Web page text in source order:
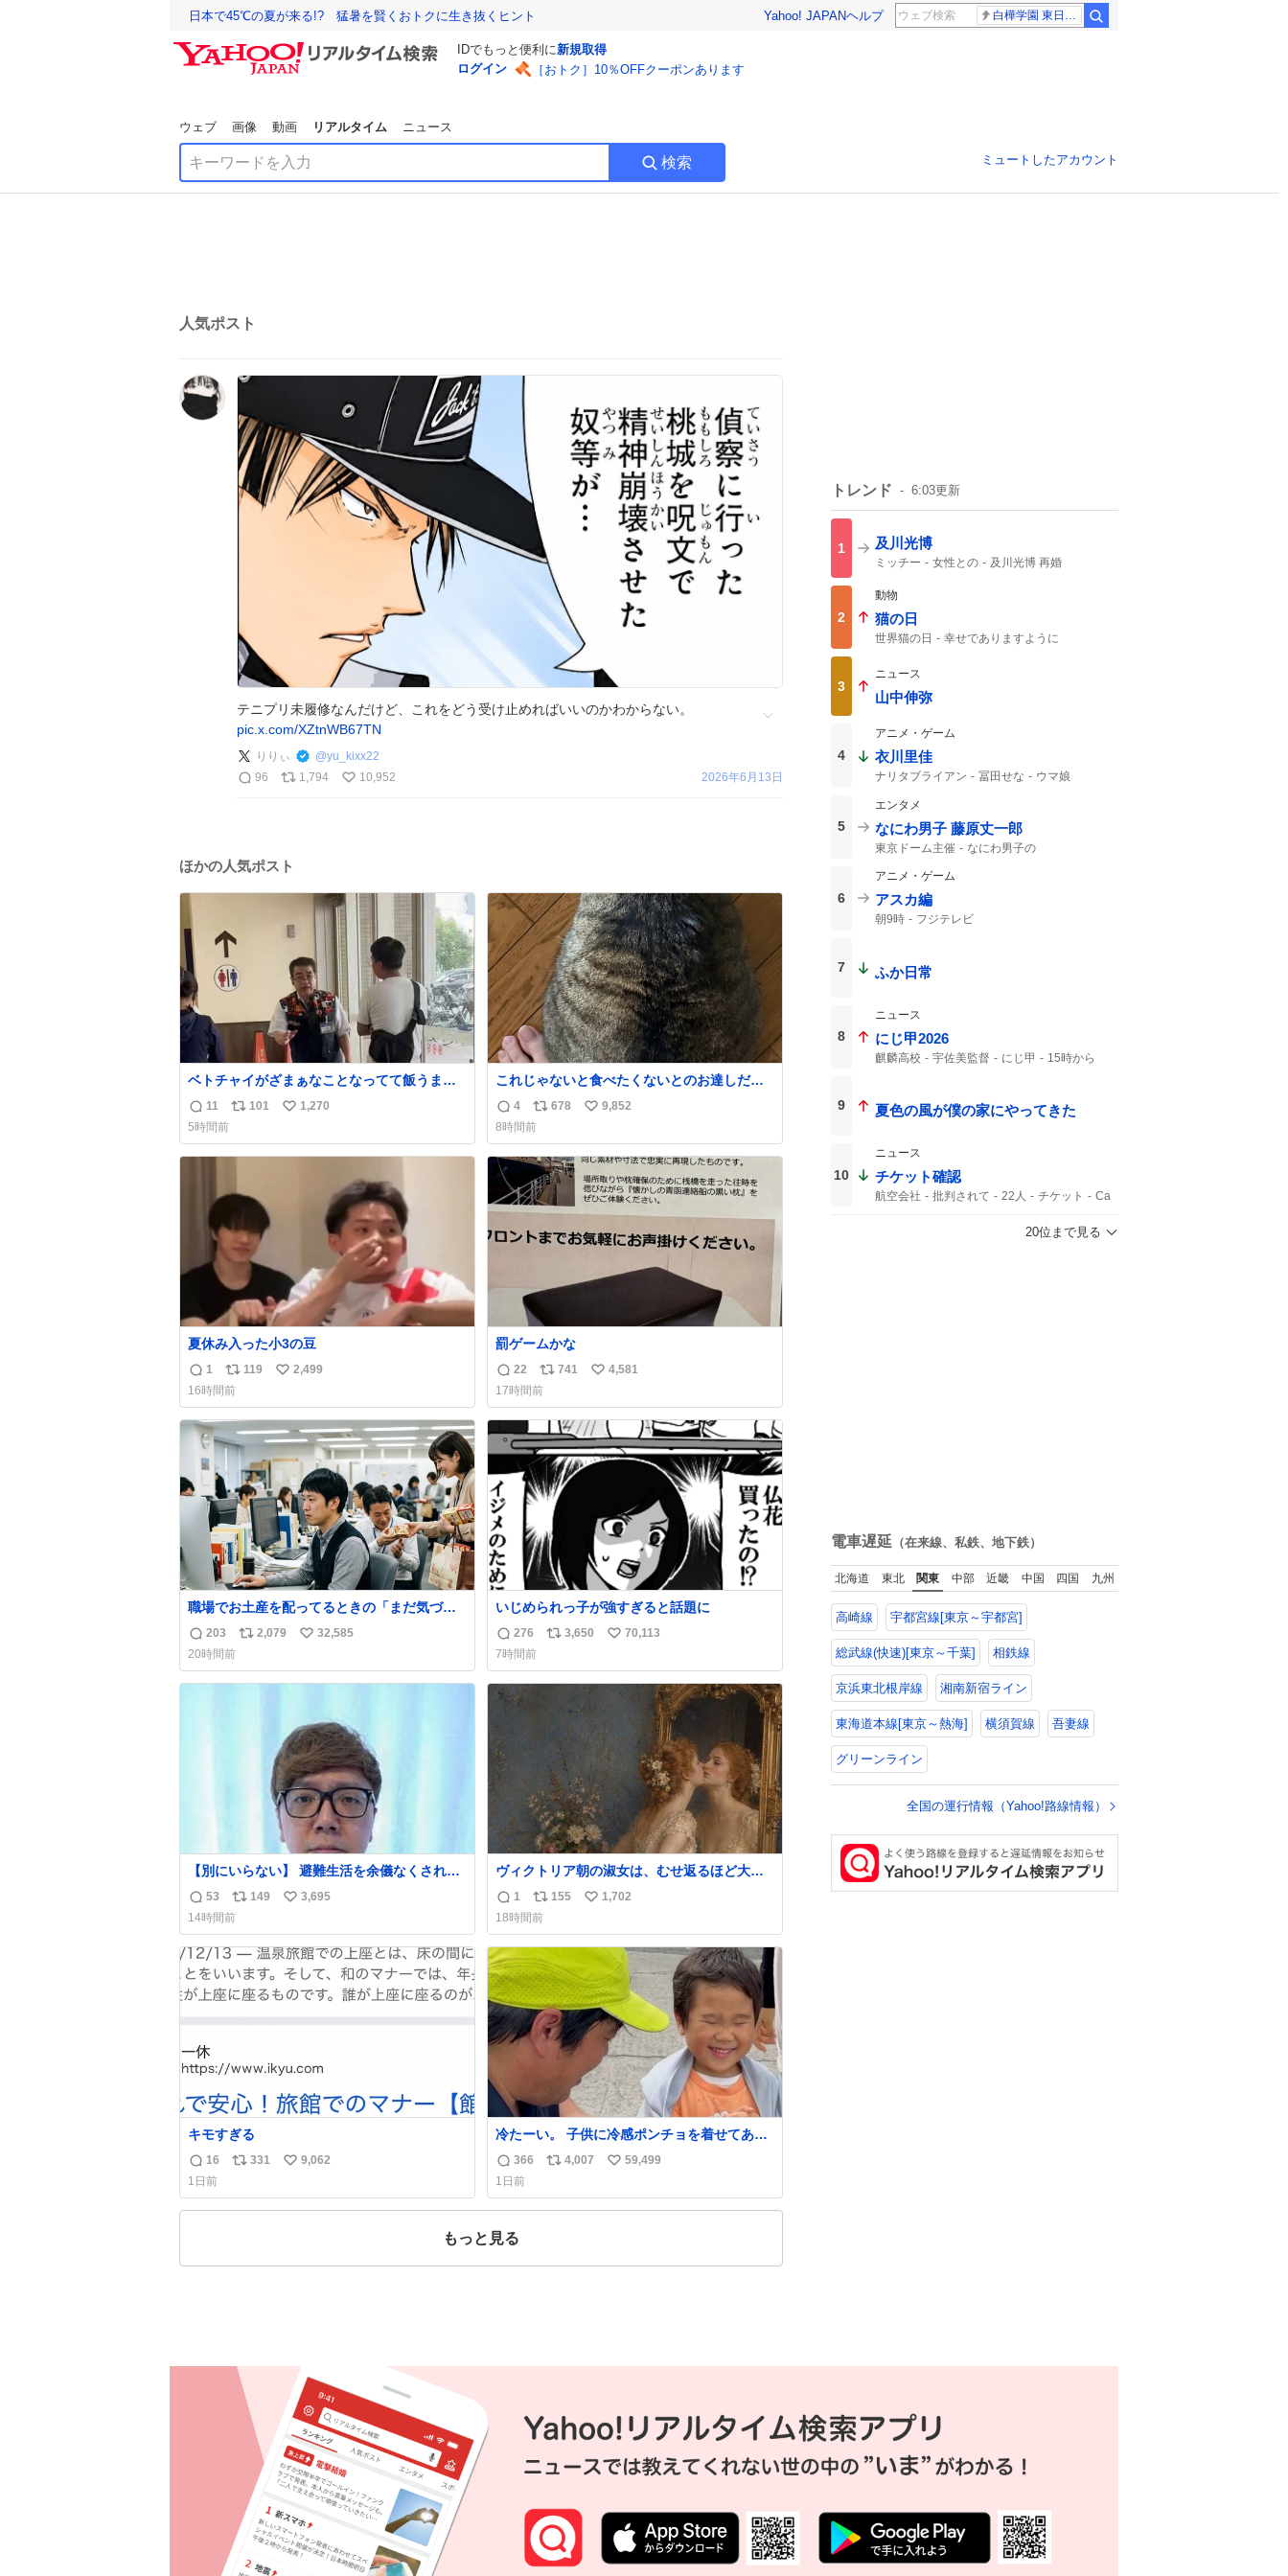
日本で45℃の夏が来る!? 猛暑を賢くおトクに生き抜くヒント Yahoo! JAPANヘルプ 白樺学園 東日大昌平
IDでもっと便利に新規取得
ログイン
［おトク］10％OFFクーポンあります
ウェブ 画像 動画 リアルタイム ニュース
検索 ミュートしたアカウント
人気ポスト
テニプリ未履修なんだけど、これをどう受け止めればいいのかわからない。
pic.x.com/XZtnWB67TN
りりぃ @yu_kixx22
96
1,794 10,952 2026年6月13日
ほかの人気ポスト
ベトチャイがざまぁなことなってて飯うます
ぎる〜〜〜！！！！！！！！ 店員さんの神対
応によって先頭並んでたのに列からハブられ
てたwwwwwwwwwwww
返
信
数
11
リ
ス
数
101
い
ね
1,270
5時間前
これじゃないと食べたくないとのお達しだっ
たので、しっぽ置き場係になっている
返
信
数
4
リ
ポ
ス
ト
数
678
い
ね
数
9,852
8時間前
夏休み入った小3の豆
返
信
数
1
リ
ポ
ス
ト
数
119
い
ね
数
2,499
16時間前
罰ゲームかな
返
信
数
22
リ
ポ
ス
ト
数
741
い
ね
数
4,581
17時間前
職場でお土産を配ってるときの「まだ気づい
てませんよ」的な演技が毎回シンドい。
返
信
数
203
リ
ス
2,079
い
ね
32,585
20時間前
いじめられっ子が強すぎると話題に
返
信
数
276
リ
ス
3,650
い
ね
70,113
7時間前
【別にいらない】 避難生活を余儀なくされて
いる子どもたちのためにヒカキンボックス
1000個を寄付させていただきました
返
信
数
53
リ
ポ
ス
ト
数
149
い
ね
数
3,695
14時間前
ヴィクトリア朝の淑女は、むせ返るほど大量
の香水を身につけるものではないとされてい
た。それでも香水は、髪や肌の手入れと同じ
くらい、ヴィクトリア朝の女性達の美容習慣
に欠かせないものだった。 当時の香水は、現
在私たちが知る香水よりも単純な組成で、そ
の大部分は薔薇、菫、ベルガモット、
返
信
数
1
リ
ポ
ス
ト
数
155
い
ね
1,702
18時間前
キモすぎる
返
信
数
16
リ
ス
331
い
ね
9,062
1日前
冷たーい。 子供に冷感ポンチョを着せてあげ
たら大はしゃぎで喜んでくれました。 こんな
素敵な代物を提供してくれた山口県の恩師に
感謝。
返
信
数
366
リ
ス
4,007
い
ね
59,499
1日前
もっと見る
トレンド 6:03更新
1 及川光博
ミッチー 女性との
及川光博 再婚
俳優として
2
動物
猫の日
世界猫の日
幸せでありますように
3
ニュース
山中伸弥
4
アニメ・ゲーム
衣川里佳
ナリタブライアン 冨田せな
ウマ娘
5
エンタメ
なにわ男子 藤原丈一郎
東京ドーム主催
なにわ男子の
東京ドーム
6
アニメ・ゲーム
アスカ編
朝9時 フジテレビ
7 ふか日常
8
ニュース
にじ甲2026
麒麟高校 宇佐美監督 にじ甲
15時から
9 夏色の風が僕の家にやってきた
10
ニュース
チケット確認
航空会社 批判されて 22人 チケット Ca
20位まで見る
電車遅延 （在来線、私鉄、地下鉄）
北海道 東北 関東 中部 近畿 中国 四国 九州
高崎線 宇都宮線[東京～宇都宮]
総武線(快速)[東京～千葉] 相鉄線
京浜東北根岸線 湘南新宿ライン
東海道本線[東京～熱海] 横須賀線 吾妻線
グリーンライン
全国の運行情報（Yahoo!路線情報）